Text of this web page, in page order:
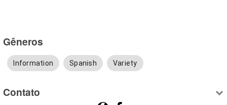
Gêneros
Information Spanish Variety
Contato